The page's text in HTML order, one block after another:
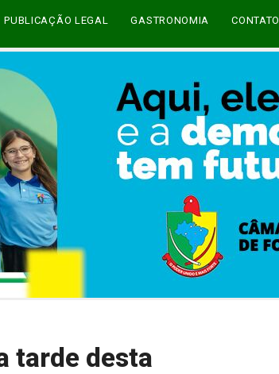
PUBLICAÇÃO LEGAL GASTRONOMIA CONTATO
tarde desta